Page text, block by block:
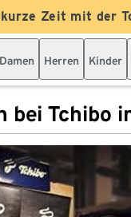
Zeit mit der
Damen Herren Kinder
bei Tchibo